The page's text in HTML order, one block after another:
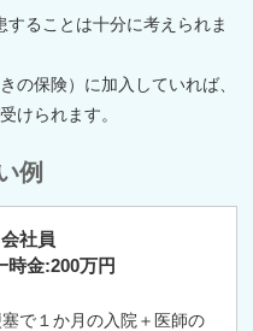
ることは十分に考えられま
の保険）に加入していれば、
けられます。
例
社員
時金:200万円
で１か月の入院＋医師の